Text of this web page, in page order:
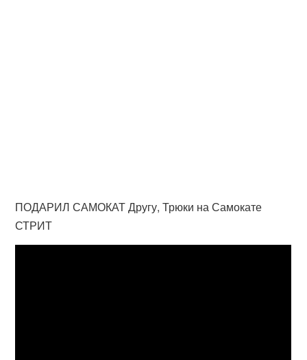
ПОДАРИЛ САМОКАТ Другу, Трюки на Самокате
СТРИТ